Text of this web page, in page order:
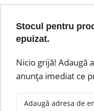
Stocul pentru
epuizat.
Nicio grijă! Adaugă
anunța imediat ce